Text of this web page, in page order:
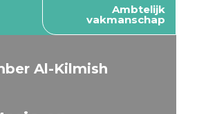
Ambtelijk
vakmanschap
Al-Kilmish